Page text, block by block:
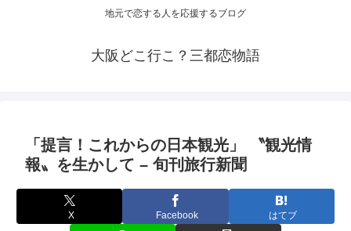
地元で恋する人を応援するブログ
大阪どこ行こ？三都恋物語
「提言！これからの日本観光 」 〝観光情
報〟を生かして – 旬刊旅行新聞
X Facebook はてブ